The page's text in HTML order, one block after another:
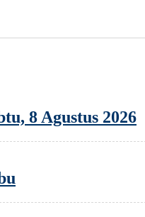
8 Agustus 2026